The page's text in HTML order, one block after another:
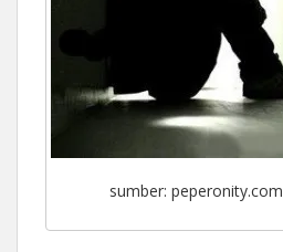
sumber: peperonity.com